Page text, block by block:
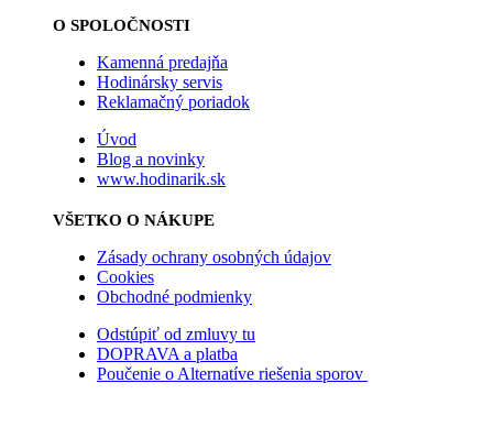
O SPOLOČNOSTI
Kamenná predajňa
Hodinársky servis
Reklamačný poriadok
Úvod
Blog a novinky
www.hodinarik.sk
VŠETKO O NÁKUPE
Zásady ochrany osobných údajov
Cookies
Obchodné podmienky
Odstúpiť od zmluvy tu
DOPRAVA a platba
Poučenie o Alternatíve riešenia sporov